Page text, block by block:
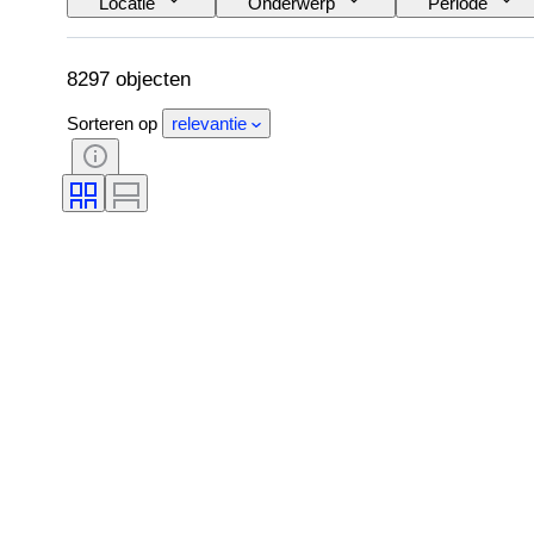
8297 objecten
Sorteren op relevantie